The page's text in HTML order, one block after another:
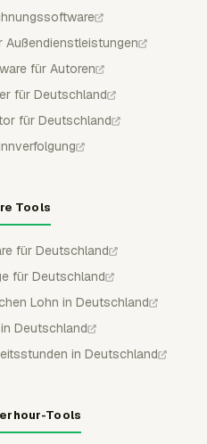
für Autoren
für Deutschland
für Deutschland
Tools
für Deutschland
für Deutschland
Lohn in Deutschland
Deutschland
in Deutschland
Tools